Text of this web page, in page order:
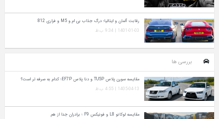
رقابت آلمان و ایتالیا؛ درگ جذاب بی ام و M5 و فراری 812
1401-01-03 | 9:34 ب.ظ
بررسی ها
مقایسه سورن پلاس TU5P و دنا پلاس EF7P؛ کدام به‌ صرفه‌ تر است؟
1405-04-13 | 4:55 ب.ظ
مقایسه لوکانو L8 و فونیکس F9 ؛ برادران جدا از هم